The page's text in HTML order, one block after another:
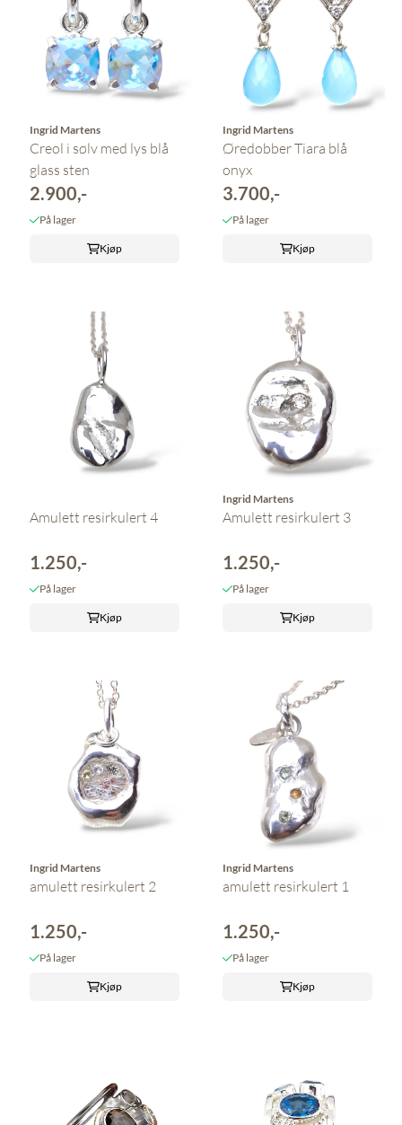
Ingrid Martens
Creol i sølv med lys blå
glass sten
2.900,-
På lager
Kjøp
Ingrid Martens
Øredobber Tiara blå
onyx
3.700,-
På lager
Kjøp
Amulett resirkulert 4
1.250,-
På lager
Kjøp
Ingrid Martens
Amulett resirkulert 3
1.250,-
På lager
Kjøp
Ingrid Martens
amulett resirkulert 2
1.250,-
På lager
Kjøp
Ingrid Martens
amulett resirkulert 1
1.250,-
På lager
Kjøp